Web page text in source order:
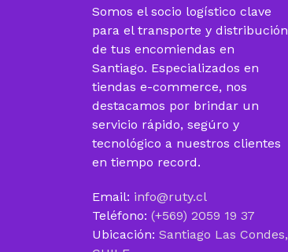
Somos el socio logístico clave
para el transporte y distribución
de tus encomiendas en
Santiago. Especializados en
tiendas e-commerce, nos
destacamos por brindar un
servicio rápido, segúro y
tecnológico a nuestros clientes
en tiempo record.
Email: info@ruty.cl
Teléfono: (+569) 2059 19 37
Ubicación: Santiago Las Condes,